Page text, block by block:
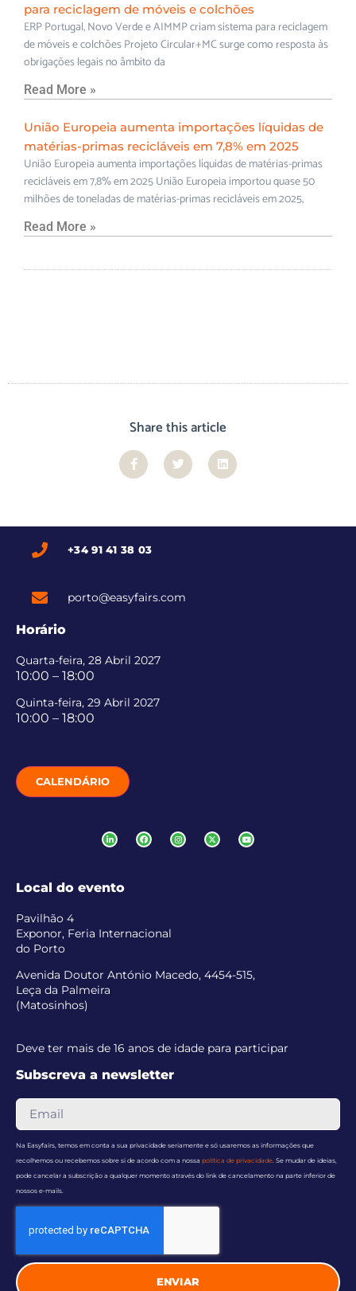
para reciclagem de móveis e colchões
ERP Portugal, Novo Verde e AIMMP criam sistema para reciclagem
de móveis e colchões Projeto Circular+MC surge como resposta às
obrigações legais no âmbito da
Read More »
União Europeia aumenta importações líquidas de
matérias-primas recicláveis em 7,8% em 2025
União Europeia aumenta importações líquidas de matérias-primas
recicláveis em 7,8% em 2025 União Europeia importou quase 50
milhões de toneladas de matérias-primas recicláveis em 2025,
Read More »
Share this article
+34 91 41 38 03
porto@easyfairs.com
Horário
Quarta-feira, 28 Abril 2027
10:00 – 18:00
Quinta-feira, 29 Abril 2027
10:00 – 18:00
CALENDÁRIO
Local do evento
Pavilhão 4
Exponor, Feria Internacional
do Porto
Avenida Doutor António Macedo, 4454-515,
Leça da Palmeira
(Matosinhos)
Deve ter mais de 16 anos de idade para participar
Subscreva a newsletter
Na Easyfairs, temos em conta a sua privacidade seriamente e só usaremos as informações que
recolhemos ou recebemos sobre si de acordo com a nossa política de privacidade . Se mudar de ideias,
pode cancelar a subscrição a qualquer momento através do link de cancelamento na parte inferior de
nossos e-mails.
ENVIAR